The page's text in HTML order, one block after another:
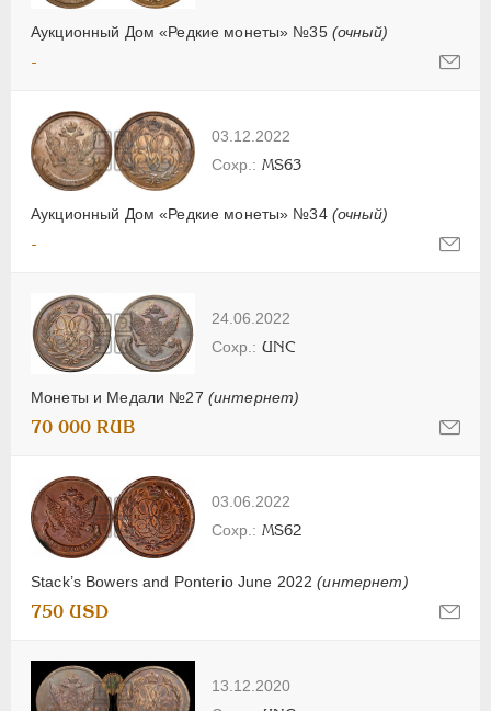
Аукционный Дом «Редкие монеты» №35 (очный)
-
03.12.2022
Аукционный Дом «Редкие монеты» №34 (очный)
MS63
-
24.06.2022
Монеты и Медали №27 (интернет)
UNC
70 000 RUB
03.06.2022
Stack’s Bowers and Ponterio June 2022(интернет)
MS62
750 USD
13.12.2020